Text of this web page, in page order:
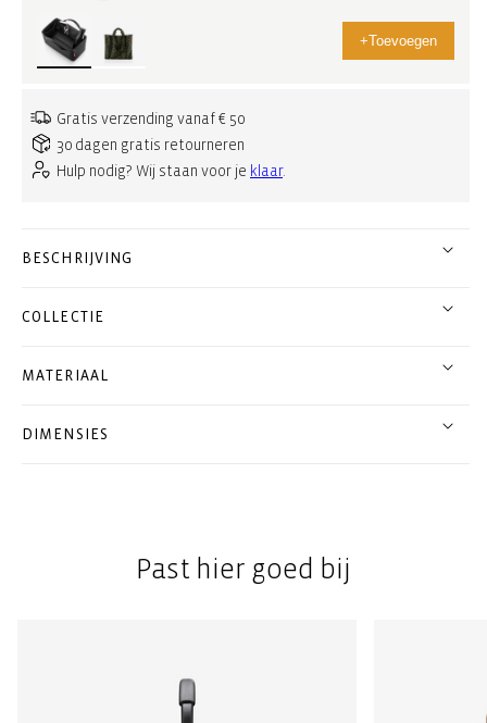
+Toevoegen
Gratis verzending vanaf € 50
30 dagen gratis retourneren
Hulp nodig? Wij staan voor je klaar.
BESCHRIJVING
COLLECTIE
MATERIAAL
DIMENSIES
Past hier goed bij